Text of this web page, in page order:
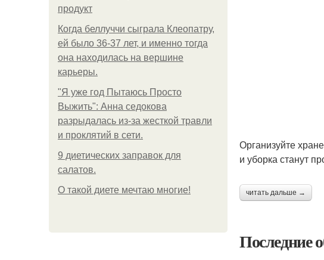
продукт
Когда беллуччи сыграла Клеопатру,
ей было 36-37 лет, и именно тогда
она находилась на вершине
карьеры.
"Я уже год Пытаюсь Просто
Выжить": Анна седокова
разрыдалась из-за жесткой травли
и проклятий в сети.
9 диетических заправок для
салатов.
О такой диете мечтаю многие!
Организуйте
и уборка станут
читать дальше →
Последние